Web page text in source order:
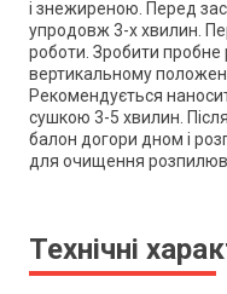
і знежиреною. Перед
упродовж 3-х хвилин.
роботи. Зробити
вертикальному
Рекомендується
сушкою 3-5 хвилин.
балон догори дном і
для очищення
Технічні